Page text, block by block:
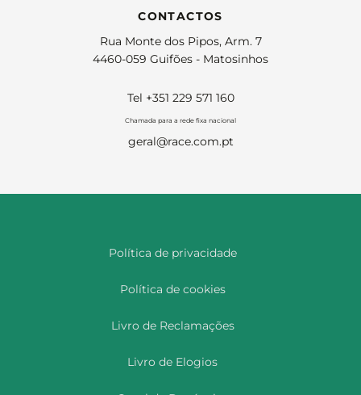
CONTACTOS
Rua Monte dos Pipos, Arm. 7
4460-059 Guifões - Matosinhos
Tel +351 229 571 160
Chamada para a rede fixa nacional
geral@race.com.pt
Política de privacidade
Política de cookies
Livro de Reclamações
Livro de Elogios